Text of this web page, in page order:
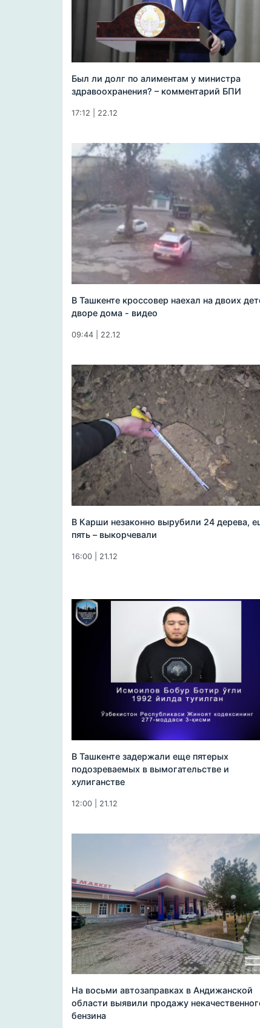
Был ли долг по алиментам у министра
здравоохранения? – комментарий БПИ
17:12 | 22.12
В Ташкенте кроссовер наехал на двоих
дворе дома - видео
09:44 | 22.12
В Карши незаконно вырубили 24 дерева,
пять – выкорчевали
16:00 | 21.12
В Ташкенте задержали еще пятерых
подозреваемых в вымогательстве и
хулиганстве
12:00 | 21.12
На восьми автозаправках в Андижанской
области выявили продажу
бензина